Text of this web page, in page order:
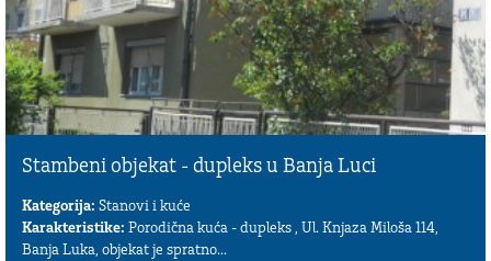
Stambeni objekat - dupleks u Banja Luci
Kategorija: Stanovi i kuće
Karakteristike: Porodična kuća - dupleks , Ul. Knjaza Miloša 114,
Banja Luka, objekat je spratno...